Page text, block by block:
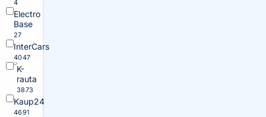
4
Electro
Base
27
InterCars
4047
K-
rauta
3873
Kaup24
4691